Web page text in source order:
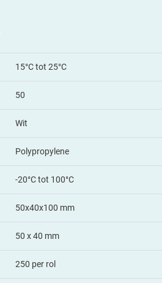
15°C tot 25°C
50
Wit
Polypropylene
-20°C tot 100°C
50x40x100 mm
50 x 40 mm
250 per rol